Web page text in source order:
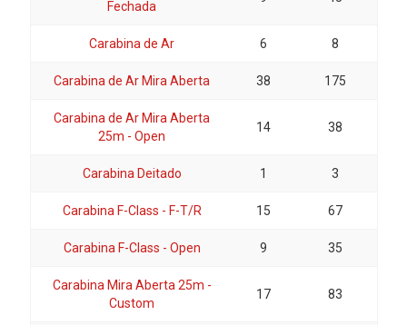
Fechada
Carabina de Ar 6 8
Carabina de Ar Mira Aberta 38 175
Carabina de Ar Mira Aberta
25m - Open
14 38
Carabina Deitado 1 3
Carabina F-Class - F-T/R 15 67
Carabina F-Class - Open 9 35
Carabina Mira Aberta 25m -
Custom
17 83